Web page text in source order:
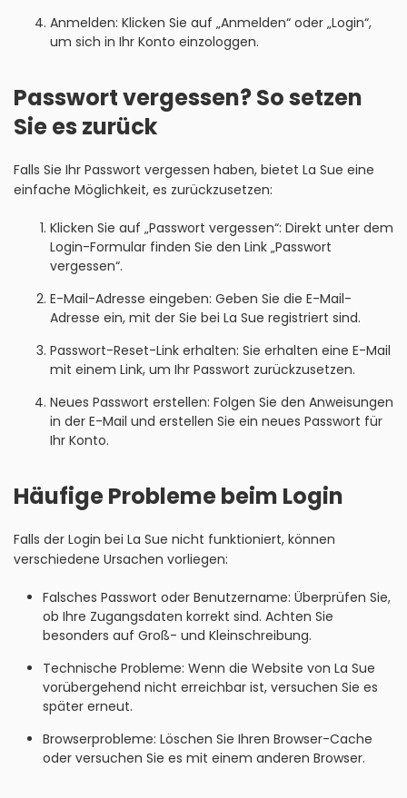
Anmelden: Klicken Sie auf „Anmelden“ oder „Login“,
um sich in Ihr Konto einzologgen.
Passwort vergessen? So setzen
Sie es zurück
Falls Sie Ihr Passwort vergessen haben, bietet La Sue eine
einfache Möglichkeit, es zurückzusetzen:
Klicken Sie auf „Passwort vergessen“: Direkt unter dem
Login-Formular finden Sie den Link „Passwort
vergessen“.
E-Mail-Adresse eingeben: Geben Sie die E-Mail-
Adresse ein, mit der Sie bei La Sue registriert sind.
Passwort-Reset-Link erhalten: Sie erhalten eine E-Mail
mit einem Link, um Ihr Passwort zurückzusetzen.
Neues Passwort erstellen: Folgen Sie den Anweisungen
in der E-Mail und erstellen Sie ein neues Passwort für
Ihr Konto.
Häufige Probleme beim Login
Falls der Login bei La Sue nicht funktioniert, können
verschiedene Ursachen vorliegen:
Falsches Passwort oder Benutzername: Überprüfen Sie,
ob Ihre Zugangsdaten korrekt sind. Achten Sie
besonders auf Groß- und Kleinschreibung.
Technische Probleme: Wenn die Website von La Sue
vorübergehend nicht erreichbar ist, versuchen Sie es
später erneut.
Browserprobleme: Löschen Sie Ihren Browser-Cache
oder versuchen Sie es mit einem anderen Browser.